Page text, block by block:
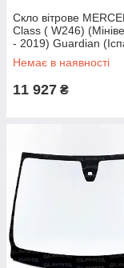
Скло вітрове
Class ( W246)
- 2019) Guardian
Немає в наявності
11 927 ₴